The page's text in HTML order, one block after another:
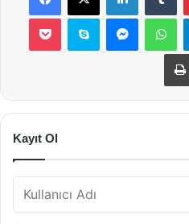
Pocket Skype
Kayıt Ol